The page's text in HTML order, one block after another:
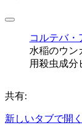
コルテバ・
水稲のウン
用殺虫成
共有:
新しいタブで開く